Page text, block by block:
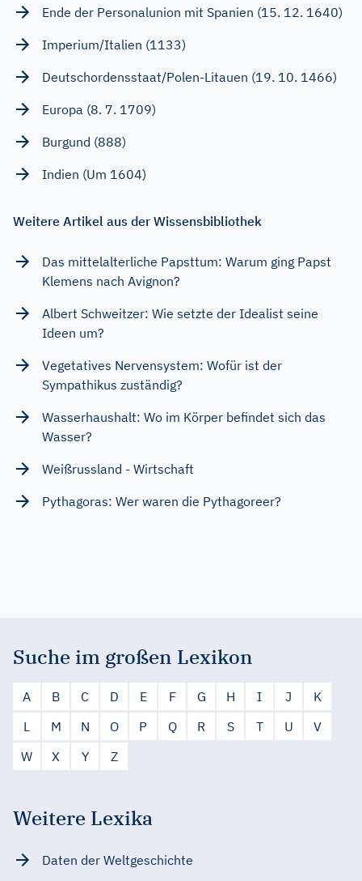
Ende der Personalunion mit Spanien (15. 12. 1640)
Imperium/Italien (1133)
Deutschordensstaat/Polen-Litauen (19. 10. 1466)
Europa (8. 7. 1709)
Burgund (888)
Indien (Um 1604)
Weitere Artikel aus der Wissensbibliothek
Das mittelalterliche Papsttum: Warum ging Papst
Klemens nach Avignon?
Albert Schweitzer: Wie setzte der Idealist seine
Ideen um?
Vegetatives Nervensystem: Wofür ist der
Sympathikus zuständig?
Wasserhaushalt: Wo im Körper befindet sich das
Wasser?
Weißrussland - Wirtschaft
Pythagoras: Wer waren die Pythagoreer?
Suche im großen Lexikon
A B C D E F G H I J
K
L
M N O P Q R S T U
V
W
X Y Z
Weitere Lexika
Daten der Weltgeschichte